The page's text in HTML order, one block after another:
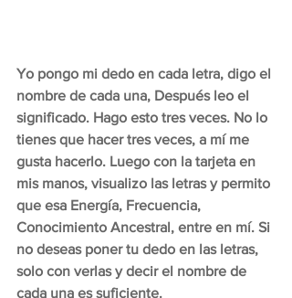
Yo pongo mi dedo en cada letra, digo el
nombre de cada una, Después leo el
significado. Hago esto tres veces. No lo
tienes que hacer tres veces, a mí me
gusta hacerlo. Luego con la tarjeta en
mis manos, visualizo las letras y permito
que esa Energía, Frecuencia,
Conocimiento Ancestral, entre en mí. Si
no deseas poner tu dedo en las letras,
solo con verlas y decir el nombre de
cada una es suficiente.